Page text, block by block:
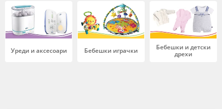
Уреди и аксесоари Бебешки играчки
Бебешки и детски
дрехи